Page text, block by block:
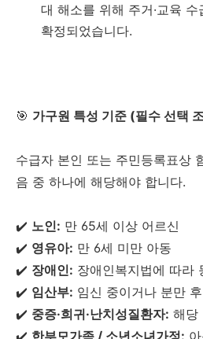
대 해소를 위해 주거·교육
확정되었습니다.
🎯 가구원 특성 기준 (필수 선택
수급자 본인 또는 주민등록표상
음 중 하나에 해당해야 합니다.
✔️ 노인: 만 65세 이상 어르신
✔️ 영유아: 만 6세 미만 아동
✔️ 장애인: 장애인복지법에 따라
✔️ 임산부: 임신 중이거나 분만
✔️ 중증·희귀·난치성질환자: 해당
✔️ 한부모가족 / 소년소녀가정: